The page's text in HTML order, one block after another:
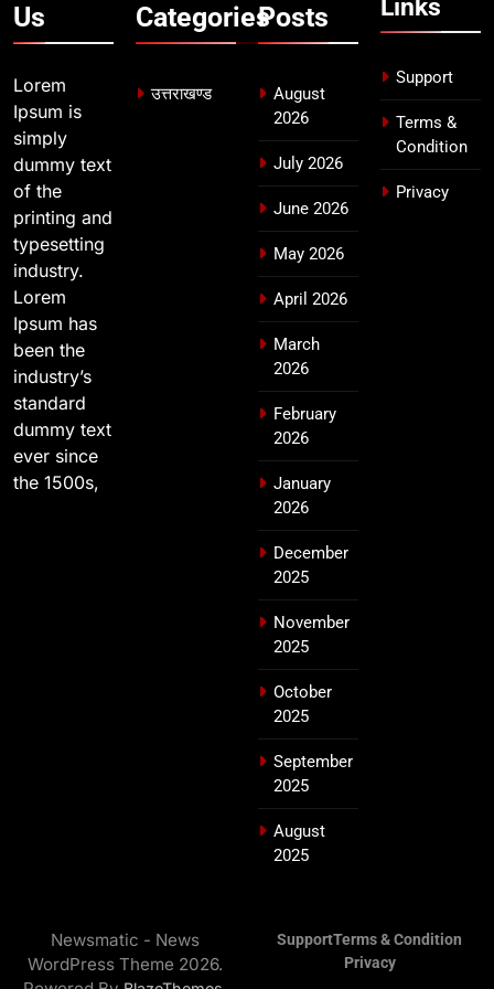
उत्तराखण्ड
Us
Lorem
Ipsum is
simply
dummy text
of the
printing and
typesetting
industry.
Lorem
Ipsum has
been the
industry’s
standard
dummy text
ever since
the 1500s,
Categories
उत्तराखण्ड
Posts
August
2026
July 2026
June 2026
May 2026
April 2026
March
2026
February
2026
January
2026
December
2025
November
2025
October
2025
September
2025
August
2025
Support
Terms &
Condition
Privacy
Newsmatic - News
WordPress Theme 2026.
SupportTerms & Condition
Privacy